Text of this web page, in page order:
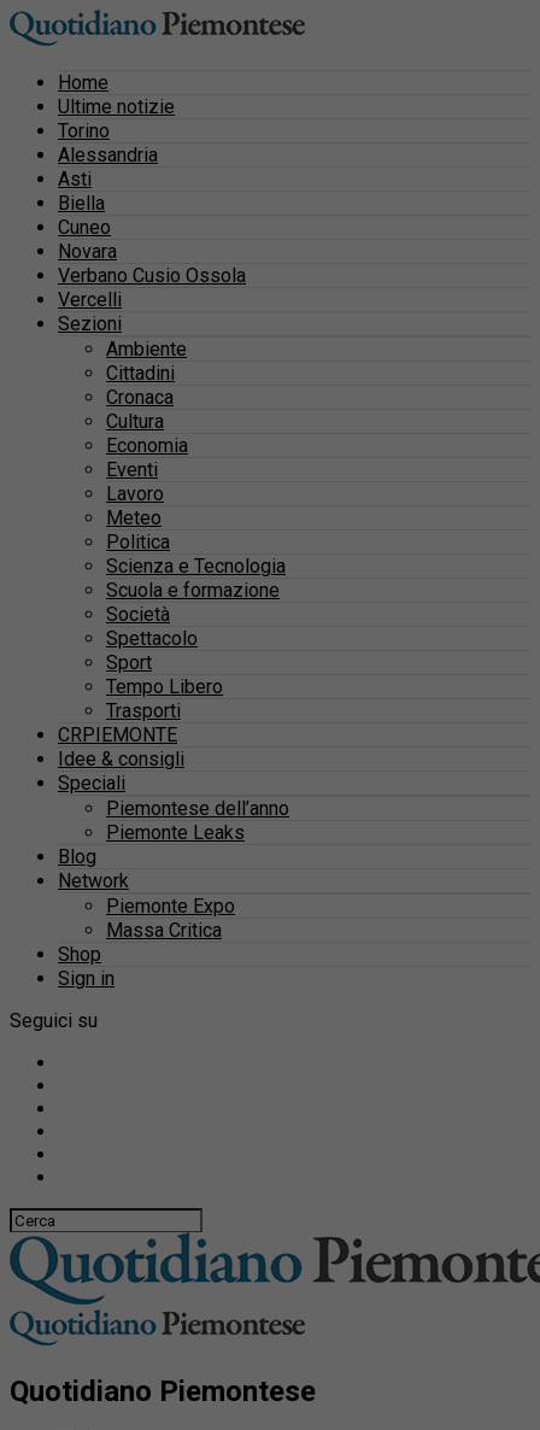
Home
Ultime notizie
Torino
Alessandria
Asti
Biella
Cuneo
Novara
Verbano Cusio Ossola
Vercelli
Sezioni
Ambiente
Cittadini
Cronaca
Cultura
Economia
Eventi
Lavoro
Meteo
Politica
Scienza e Tecnologia
Scuola e formazione
Società
Spettacolo
Sport
Tempo Libero
Trasporti
CRPIEMONTE
Idee & consigli
Speciali
Piemontese dell’anno
Piemonte Leaks
Blog
Network
Piemonte Expo
Massa Critica
Shop
Sign in
Seguici su
Quotidiano Piemontese